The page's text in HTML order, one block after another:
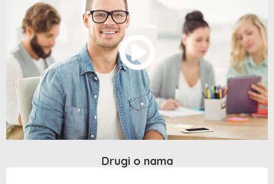
Drugi o nama